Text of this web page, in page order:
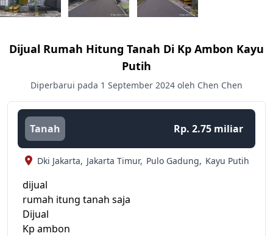
Dijual Rumah Hitung Tanah Di Kp Ambon Kayu
Putih
Diperbarui pada 1 September 2024 oleh Chen Chen
Tanah Rp. 2.75 miliar
Dki Jakarta, Jakarta Timur, Pulo Gadung, Kayu Putih
dijual
rumah itung tanah saja
Dijual
Kp ambon